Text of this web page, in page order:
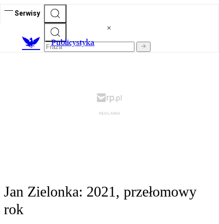
Serwisy
Publicystyka
Jan Zielonka: 2021, przełomowy
rok